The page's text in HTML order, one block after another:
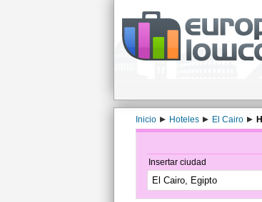
Inicio Hoteles El Cairo
Insertar ciudad